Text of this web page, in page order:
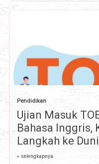
Pendidikan
Ujian Masuk
Bahasa Inggris,
Langkah ke
» selengkapnya